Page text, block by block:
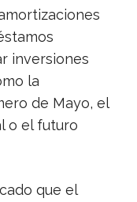
inversiones
la
de Mayo, el
o el futuro
que el